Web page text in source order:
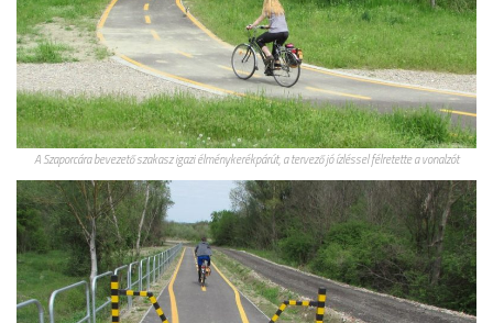
A Szaporcára bevezető szakasz igazi élménykerékpárút, a tervező jó ízléssel félretette a vonalzót